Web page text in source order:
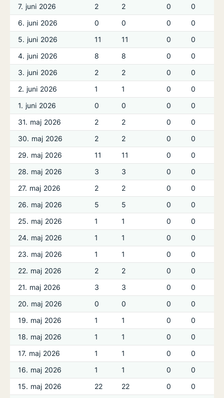
7. juni 2026
2 2 0
0
6. juni 2026
0 0 0
0
5. juni 2026
11 11 0
0
4. juni 2026
8 8 0
0
3. juni 2026
2 2 0
0
2. juni 2026
1 1 0
0
1. juni 2026
0 0 0
0
31. maj 2026
2 2 0
0
30. maj 2026
2 2 0
0
29. maj 2026
11 11 0
0
28. maj 2026
3 3 0
0
27. maj 2026
2 2 0
0
26. maj 2026
5 5 0
0
25. maj 2026
1 1 0
0
24. maj 2026
1 1 0
0
23. maj 2026
1 1 0
0
22. maj 2026
2 2 0
0
21. maj 2026
3 3 0
0
20. maj 2026
0 0 0
0
19. maj 2026
1 1 0
0
18. maj 2026
1 1 0
0
17. maj 2026
1 1 0
0
16. maj 2026
1 1 0
0
15. maj 2026
22 22 0
0